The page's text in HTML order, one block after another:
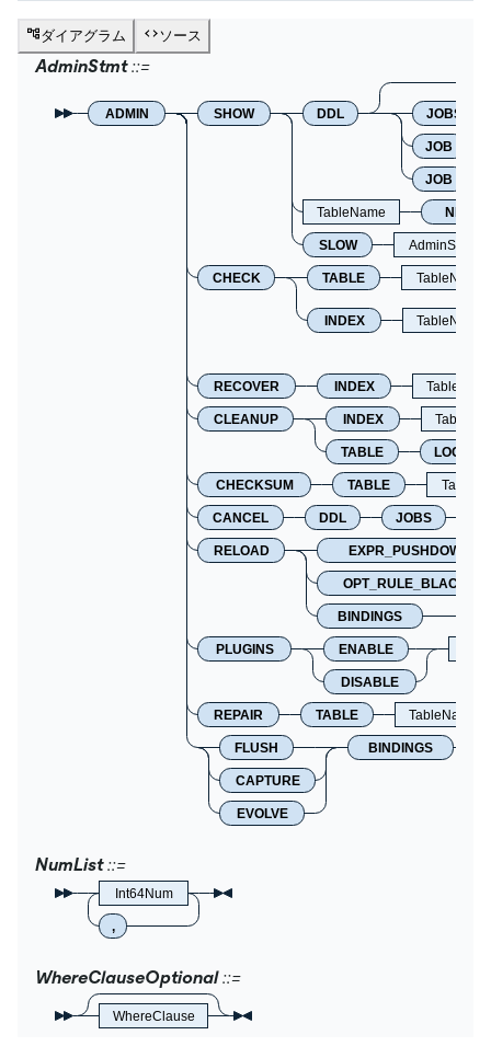
ダイアグラム ソース
AdminStmt
ADMIN SHOW DDL JOBS
JOB
JOB
TableName
SLOW
CHECK TABLE
INDEX TableName
RECOVER INDEX
CLEANUP INDEX
TABLE LOCK
CHECKSUM TABLE
CANCEL DDL JOBS
RELOAD
BINDINGS
PLUGINS ENABLE
DISABLE
REPAIR TABLE TableName
FLUSH
CAPTURE
EVOLVE
BINDINGS
NumList
Int64Num
,
WhereClauseOptional
WhereClause